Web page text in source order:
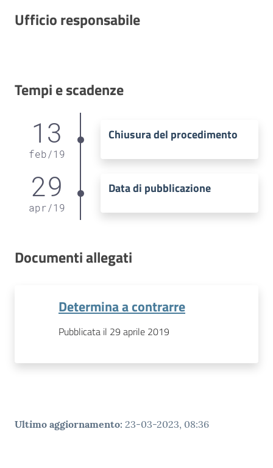
Ufficio responsabile
Tempi e scadenze
13
feb/19
Chiusura del procedimento
29
apr/19
Data di pubblicazione
Documenti allegati
Determina a contrarre
Pubblicata il 29 aprile 2019
Ultimo aggiornamento: 23-03-2023, 08:36